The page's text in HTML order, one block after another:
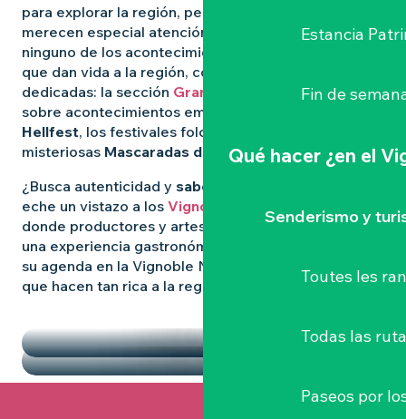
Estancia
Fin de
Qué hacer ¿en el
Senderismo y
Toutes les
Todas las
Paseos por
para explorar la región, pero algunas experiencias
merecen especial atención. Para no perderse
ninguno de los acontecimientos más destacados
que dan vida a la región, consulte nuestras páginas
dedicadas: la sección Grandes Eventos
le informa
sobre acontecimientos emblemáticos como
Hellfest, los festivales folclóricos salvajes y las
misteriosas Mascaradas de Clisson
¿Busca autenticidad y sabores locales
eche un vistazo a los Vignoble Nantais Mercados
donde productores y artesanos se reúnen para vivir
una experiencia gastronómica de convivencia. Llene
su agenda en la Vignoble Nantais con las pepitas
que hacen tan rica a la región.
LOS MERCADOS